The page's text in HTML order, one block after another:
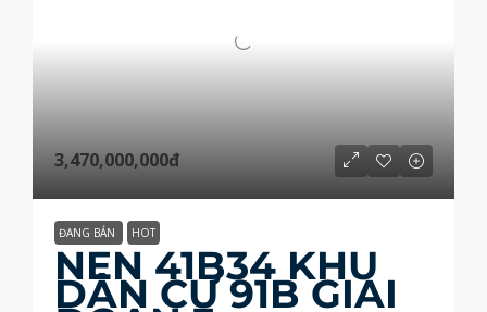
3,470,000,000đ
ĐANG BÁN HOT
NỀN 41B34 KHU
DÂN CƯ 91B GIAI